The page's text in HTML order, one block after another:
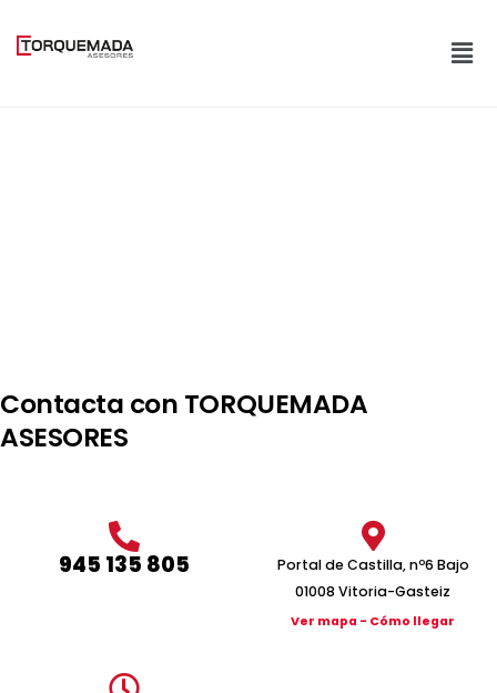
Contacta con TORQUEMADA
ASESORES
945 135 805
Portal de Castilla, nº6 Bajo
01008 Vitoria-Gasteiz
Ver mapa - Cómo llegar